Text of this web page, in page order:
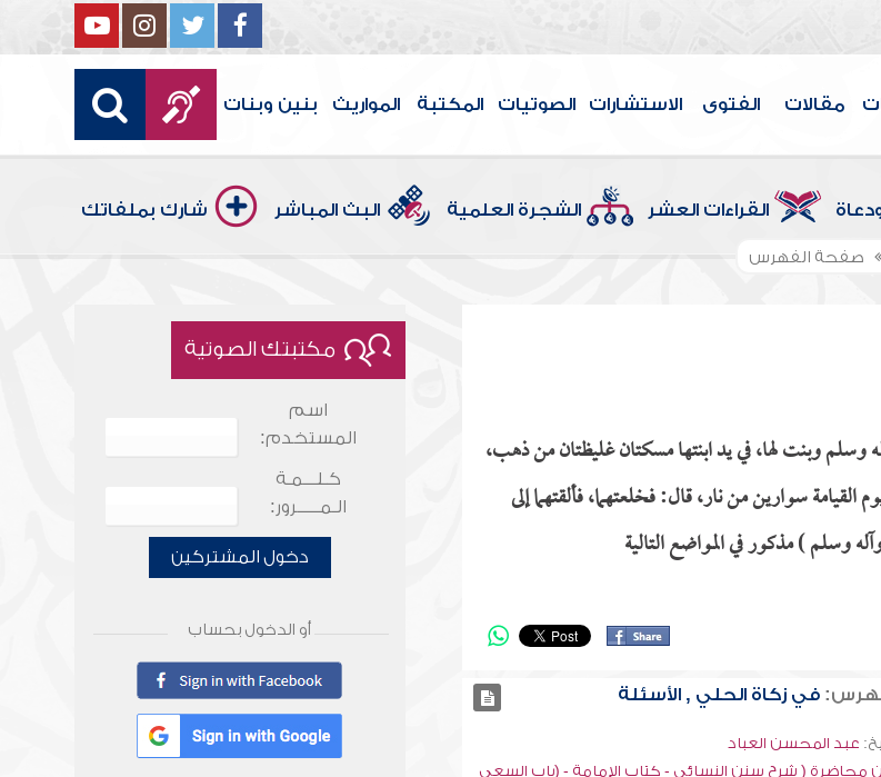
مقالات الفتوى الاستشارات الصوتيات المكتبة المواريث بنين وبنات
القراءات العشر الشجرة العلمية البث المباشر شارك بملفاتك
صفحة الفهرس
وبنت لها، في يد ابنتها مسكتان غليظتان من ذهب،
سوارين من نار، قال: فخلعتهما، فألقتهما إلى
وسلم ) مذكور في المواضع التالية
في زكاة الحلي , الأسئلة
عبد المحسن العباد
محاضرة ( شرح سنن النسائي - كتاب الإمامة - (باب السعي
مكتبتك الصوتية
اسم
المستخدم:
كـلـــمـة
الـمـــــرور:
دخول المشتركين
أو الدخول بحساب